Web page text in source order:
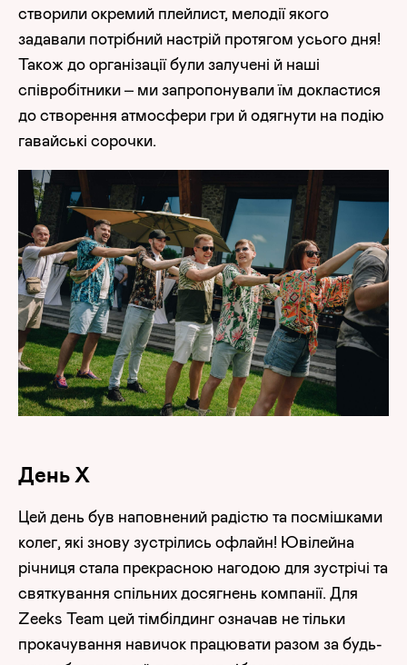
створили окремий плейлист, мелодії якого
задавали потрібний настрій протягом усього дня!
Також до організації були залучені й наші
співробітники – ми запропонували їм докластися
до створення атмосфери гри й одягнути на подію
гавайські сорочки.
День Х
Цей день був наповнений радістю та посмішками
колег, які знову зустрілись офлайн! Ювілейна
річниця стала прекрасною нагодою для зустрічі та
святкування спільних досягнень компанії. Для
Zeeks Team цей тімбілдинг означав не тільки
прокачування навичок працювати разом за будь-